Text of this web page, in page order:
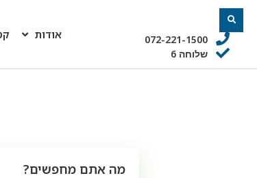
072-221-1500
שלוחה 6
אודות
מה אתם מחפשים?